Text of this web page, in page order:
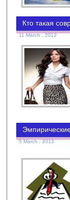
Кто такая
11 March , 2012
5 March , 2012